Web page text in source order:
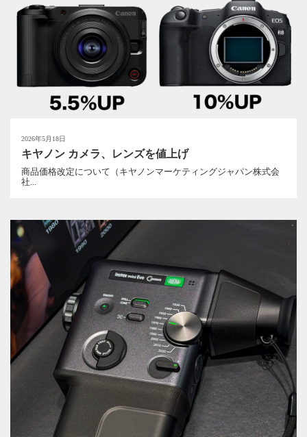
2026年5月18日
キヤノン カメラ、レンズを値上げ
商品価格改定について（キヤノンマーケティングジャパン株式会
社...